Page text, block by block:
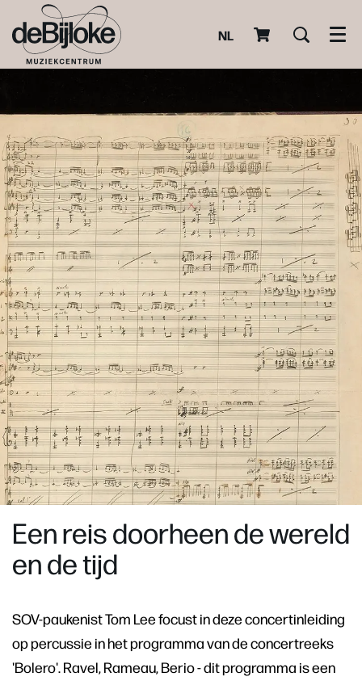
NL
Een reis doorheen de wereld
en de tijd
SOV-paukenist Tom Lee focust in deze concertinleiding
op percussie in het programma van de concertreeks
'Bolero'. Ravel, Rameau, Berio - dit programma is een